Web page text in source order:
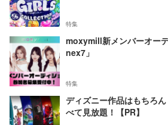
特集
moxymill新メンバーオー
nex7」
特集
ディズニー作品はもちろ
べて見放題！【PR】